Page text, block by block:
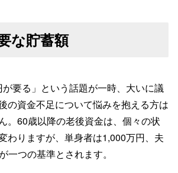
な貯蓄額
が要る」という話題が一時、大いに議
の資金不足について悩みを抱える方は
。60歳以降の老後資金は、個々の状
わりますが、単身者は1,000万円、夫
一つの基準とされます。